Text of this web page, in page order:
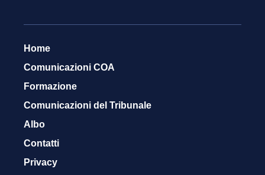
Home
Comunicazioni COA
Formazione
Comunicazioni del Tribunale
Albo
Contatti
Privacy